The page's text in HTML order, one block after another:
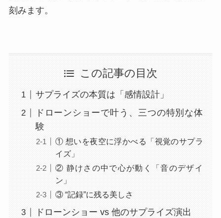
刻みます。
この記事の目次
サプライズの本質は「感情設計」
ドローンショーで叶う、三つの特別な体
験
① 想いを夜空に浮かべる「視覚のサプラ
イズ」
② 静けさの中で心が動く「音のデザイ
ン」
③ “記録”に残る美しさ
ドローンショー vs 他のサプライズ演出